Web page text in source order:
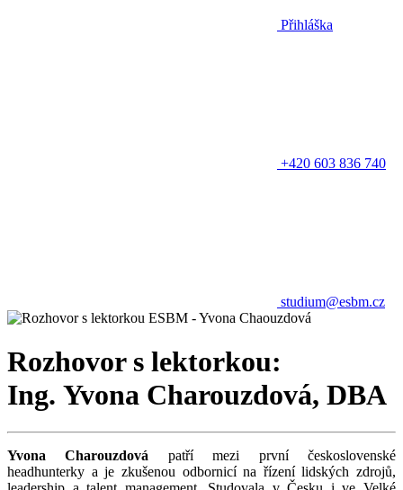
Přihláška
+420 603 836 740
studium@esbm.cz
Rozhovor s lektorkou:
Ing. Yvona Charouzdová, DBA
Yvona Charouzdová patří mezi první československé
headhunterky a je zkušenou odbornicí na řízení lidských zdrojů,